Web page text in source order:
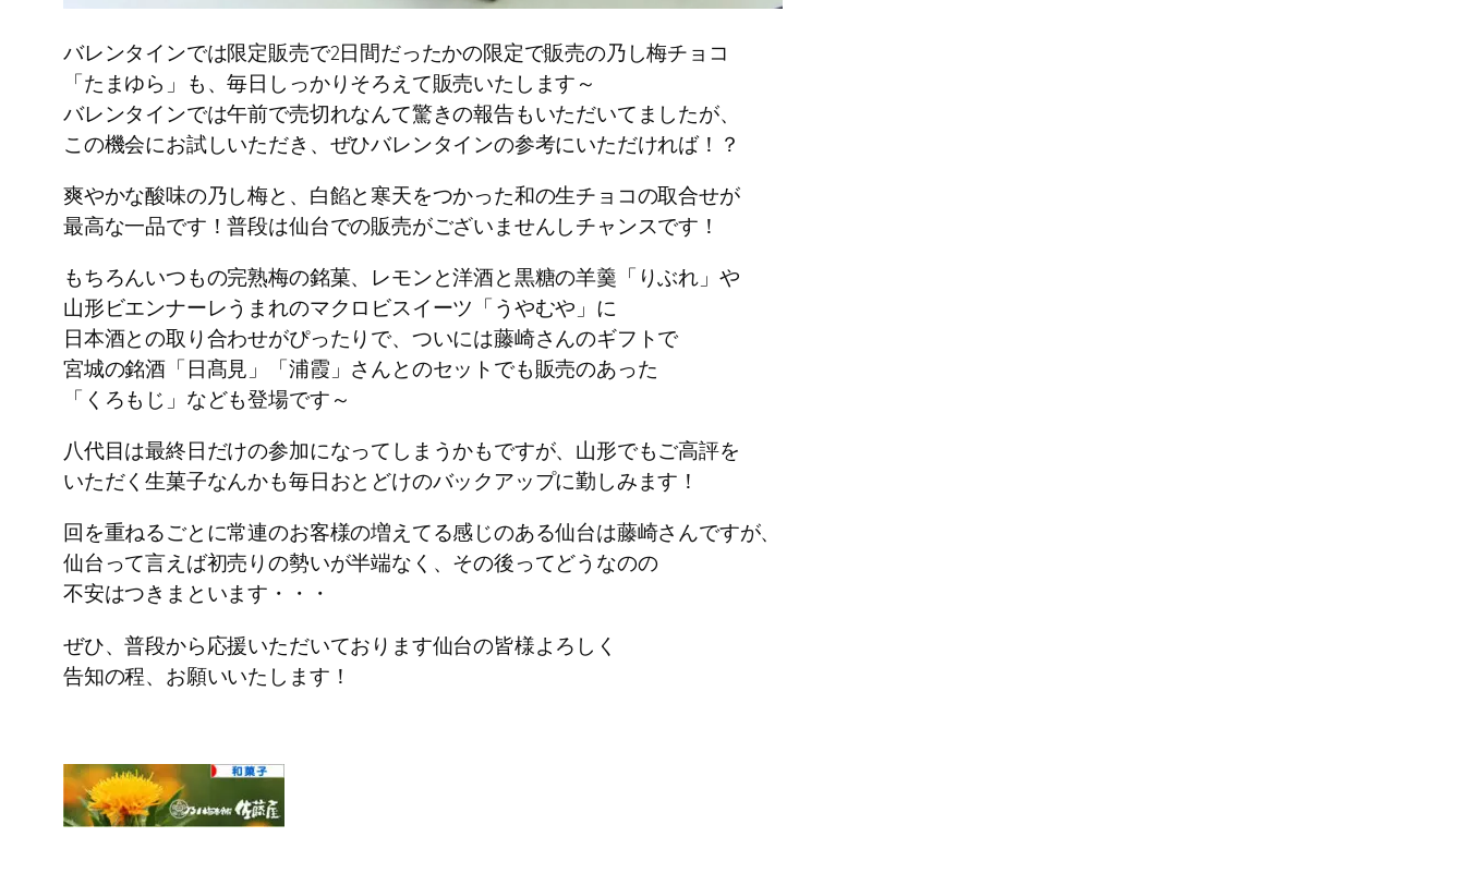
バレンタインでは限定販売で2日間だったかの限定で販売の乃し梅チョコ
「たまゆら」も、毎日しっかりそろえて販売いたします～
バレンタインでは午前で売切れなんて驚きの報告もいただいてましたが、
この機会にお試しいただき、ぜひバレンタインの参考にいただければ！？
爽やかな酸味の乃し梅と、白餡と寒天をつかった和の生チョコの取合せが
最高な一品です！普段は仙台での販売がございませんしチャンスです！
もちろんいつもの完熟梅の銘菓、レモンと洋酒と黒糖の羊羹「りぶれ」や
山形ビエンナーレうまれのマクロビスイーツ「うやむや」に
日本酒との取り合わせがぴったりで、ついには藤崎さんのギフトで
宮城の銘酒「日髙見」「浦霞」さんとのセットでも販売のあった
「くろもじ」なども登場です～
八代目は最終日だけの参加になってしまうかもですが、山形でもご高評を
いただく生菓子なんかも毎日おとどけのバックアップに勤しみます！
回を重ねるごとに常連のお客様の増えてる感じのある仙台は藤崎さんですが、
仙台って言えば初売りの勢いが半端なく、その後ってどうなのの
不安はつきまといます・・・
ぜひ、普段から応援いただいております仙台の皆様よろしく
告知の程、お願いいたします！